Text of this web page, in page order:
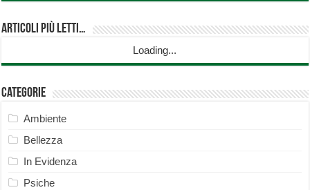
Articoli più Letti…
Loading...
Categorie
Ambiente
Bellezza
In Evidenza
Psiche